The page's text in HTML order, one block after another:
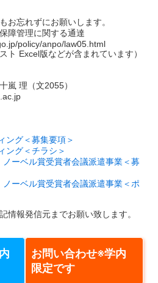
お忘れずにお願いします。
障管理に関する通達
anpo/law05.html
版などが含まれています）
理（文2055）
ング＜募集要項＞
ング＜チラシ＞
ーベル賞受賞者会議派遣事業＜募
ーベル賞受賞者会議派遣事業＜ポ
情報発信元までお願い致します。
お問い合わせ※学内
限定です